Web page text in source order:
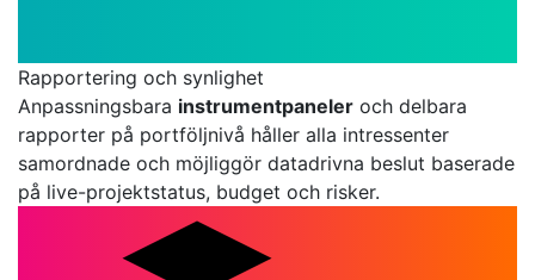
Rapportering och synlighet
Anpassningsbara instrumentpaneler och delbara
rapporter på portföljnivå håller alla intressenter
samordnade och möjliggör datadrivna beslut baserade
på live-projektstatus, budget och risker.